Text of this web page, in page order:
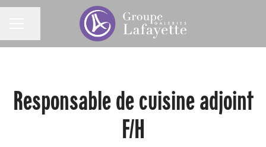
Partager la page
Responsable de cuisine adjoint
F/H